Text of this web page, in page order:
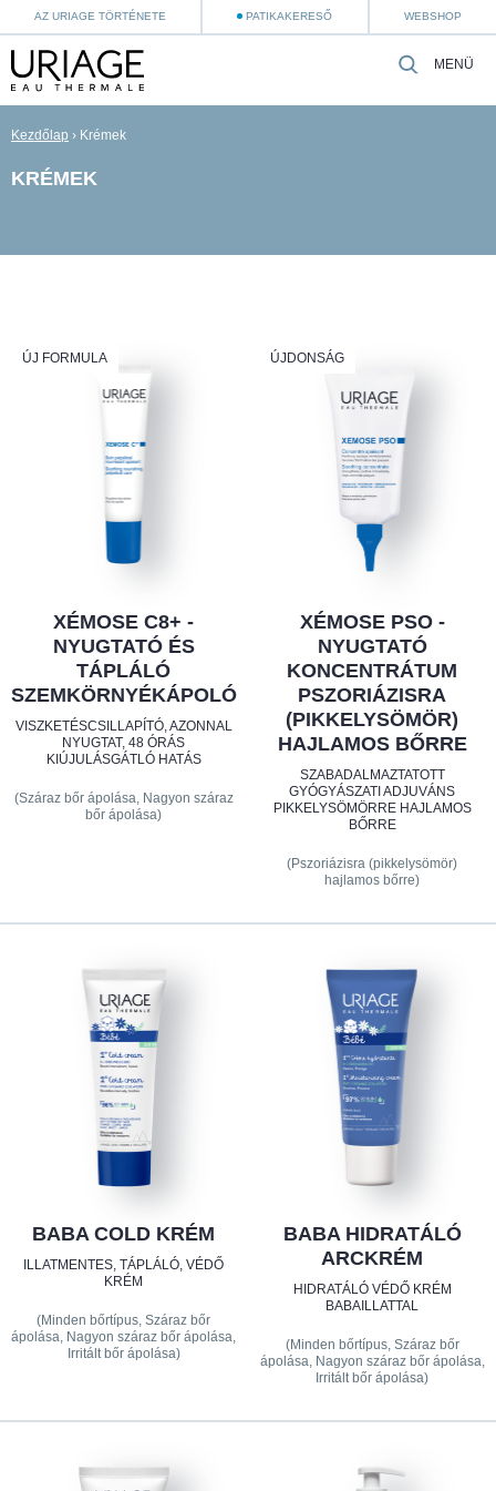
AZ URIAGE TÖRTÉNETE PATIKAKERESŐ WEBSHOP
MENÜ
Kezdőlap › Krémek
KRÉMEK
ÚJ FORMULA
XÉMOSE C8+ -
NYUGTATÓ ÉS
TÁPLÁLÓ
SZEMKÖRNYÉKÁPOLÓ
VISZKETÉSCSILLAPÍTÓ, AZONNAL
NYUGTAT, 48 ÓRÁS
KIÚJULÁSGÁTLÓ HATÁS
(Száraz bőr ápolása, Nagyon száraz
bőr ápolása)
ÚJDONSÁG
XÉMOSE PSO -
NYUGTATÓ
KONCENTRÁTUM
PSZORIÁZISRA
(PIKKELYSÖMÖR)
HAJLAMOS BŐRRE
SZABADALMAZTATOTT
GYÓGYÁSZATI ​​ADJUVÁNS
PIKKELYSÖMÖRRE HAJLAMOS
BŐRRE
(Pszoriázisra (pikkelysömör)
hajlamos bőrre)
BABA COLD KRÉM
ILLATMENTES, TÁPLÁLÓ, VÉDŐ
KRÉM
(Minden bőrtípus, Száraz bőr
ápolása, Nagyon száraz bőr ápolása,
Irritált bőr ápolása)
BABA HIDRATÁLÓ
ARCKRÉM
HIDRATÁLÓ VÉDŐ KRÉM
BABAILLATTAL
(Minden bőrtípus, Száraz bőr
ápolása, Nagyon száraz bőr ápolása,
Irritált bőr ápolása)